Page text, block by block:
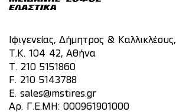
Ιφιγενείας, Δήμητρος & Καλλικλέους,
Τ.Κ. 104 42, Αθήνα
T. 210 5151860
F. 210 5143788
E. sales@mstires.gr
Αρ. Γ.Ε.ΜΗ: 000961901000